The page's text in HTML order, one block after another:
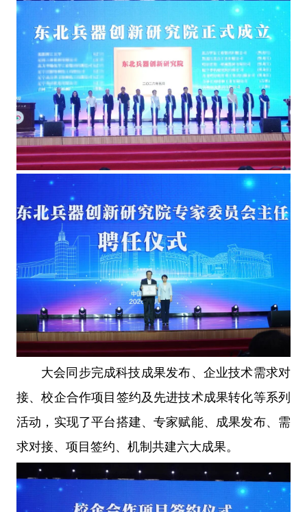
大会同步完成科技成果发布、企业技术需求对
接、校企合作项目签约及先进技术成果转化等系列
活动，实现了平台搭建、专家赋能、成果发布、需
求对接、项目签约、机制共建六大成果。